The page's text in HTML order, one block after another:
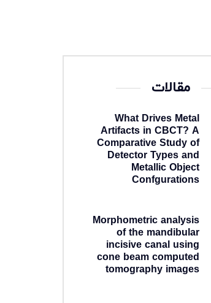
مقالات
What Drives Metal
Artifacts in CBCT? A
Comparative Study of
Detector Types and
Metallic Object
Confgurations
Morphometric analysis
of the mandibular
incisive canal using
cone beam computed
tomography images